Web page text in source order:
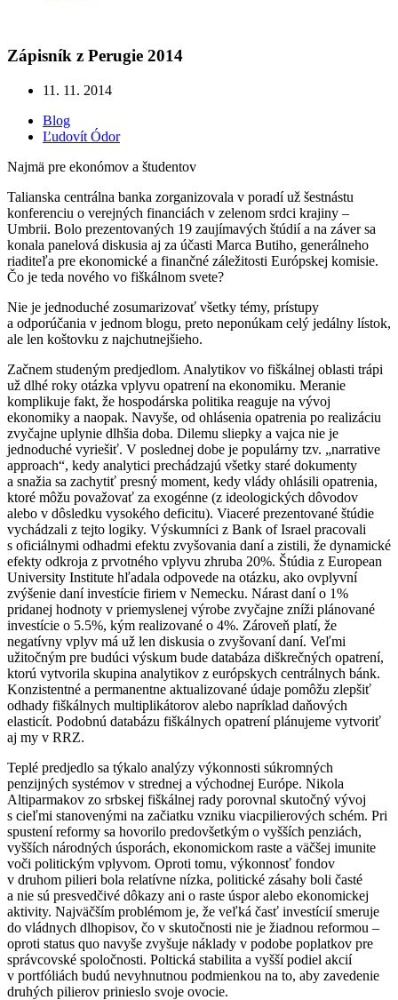
Zápisník z Perugie 2014
11. 11. 2014
Blog
Ľudovít Ódor
Najmä pre ekonómov a študentov
Talianska centrálna banka zorganizovala v poradí už šestnástu
konferenciu o verejných financiách v zelenom srdci krajiny –
Umbrii. Bolo prezentovaných 19 zaujímavých štúdií a na záver sa
konala panelová diskusia aj za účasti Marca Butiho, generálneho
riaditeľa pre ekonomické a finančné záležitosti Európskej komisie.
Čo je teda nového vo fiškálnom svete?
Nie je jednoduché zosumarizovať všetky témy, prístupy
a odporúčania v jednom blogu, preto neponúkam celý jedálny lístok,
ale len koštovku z najchutnejšieho.
Začnem studeným predjedlom. Analytikov vo fiškálnej oblasti trápi
už dlhé roky otázka vplyvu opatrení na ekonomiku. Meranie
komplikuje fakt, že hospodárska politika reaguje na vývoj
ekonomiky a naopak. Navyše, od ohlásenia opatrenia po realizáciu
zvyčajne uplynie dlhšia doba. Dilemu sliepky a vajca nie je
jednoduché vyriešiť. V poslednej dobe je populárny tzv. „narrative
approach“, kedy analytici prechádzajú všetky staré dokumenty
a snažia sa zachytiť presný moment, kedy vlády ohlásili opatrenia,
ktoré môžu považovať za exogénne (z ideologických dôvodov
alebo v dôsledku vysokého deficitu). Viaceré prezentované štúdie
vychádzali z tejto logiky. Výskumníci z Bank of Israel pracovali
s oficiálnymi odhadmi efektu zvyšovania daní a zistili, že dynamické
efekty odkroja z prvotného vplyvu zhruba 20%. Štúdia z European
University Institute hľadala odpovede na otázku, ako ovplyvní
zvýšenie daní investície firiem v Nemecku. Nárast daní o 1%
pridanej hodnoty v priemyslenej výrobe zvyčajne zníži plánované
investície o 5.5%, kým realizované o 4%. Zároveň platí, že
negatívny vplyv má už len diskusia o zvyšovaní daní. Veľmi
užitočným pre budúci výskum bude databáza diškrečných opatrení,
ktorú vytvorila skupina analytikov z európskych centrálnych bánk.
Konzistentné a permanentne aktualizované údaje pomôžu zlepšiť
odhady fiškálnych multiplikátorov alebo napríklad daňových
elasticít. Podobnú databázu fiškálnych opatrení plánujeme vytvoriť
aj my v RRZ.
Teplé predjedlo sa týkalo analýzy výkonnosti súkromných
penzijných systémov v strednej a východnej Európe. Nikola
Altiparmakov zo srbskej fiškálnej rady porovnal skutočný vývoj
s cieľmi stanovenými na začiatku vzniku viacpilierových schém. Pri
spustení reformy sa hovorilo predovšetkým o vyšších penziách,
vyšších národných úsporách, ekonomickom raste a väčšej imunite
voči politickým vplyvom. Oproti tomu, výkonnosť fondov
v druhom pilieri bola relatívne nízka, politické zásahy boli časté
a nie sú presvedčivé dôkazy ani o raste úspor alebo ekonomickej
aktivity. Najväčším problémom je, že veľká časť investícií smeruje
do vládnych dlhopisov, čo v skutočnosti nie je žiadnou reformou –
oproti status quo navyše zvyšuje náklady v podobe poplatkov pre
správcovské spoločnosti. Poltická stabilita a vyšší podiel akcií
v portfóliách budú nevyhnutnou podmienkou na to, aby zavedenie
druhých pilierov prinieslo svoje ovocie.